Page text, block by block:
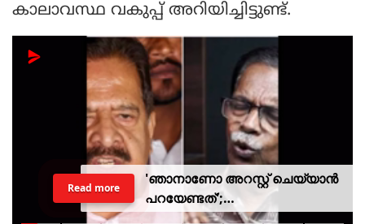
കാലാവസ്ഥ വകുപ്പ് അറിയിച്ചിട്ടുണ്ട്.
'ഞാനാണോ അറസ്റ്റ് ചെയ്യാൻ
പറയേണ്ടത്';
ടി.ജി.മോഹൻദാസിനെതിരായ
Read more